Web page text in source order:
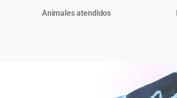
Animales atendidos